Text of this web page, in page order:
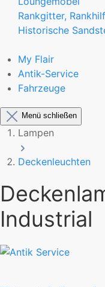
Rankgitter,
Historische
My Flair
Antik-Service
Fahrzeuge
Menü schließen
Lampen
Deckenleuchten
Industrial